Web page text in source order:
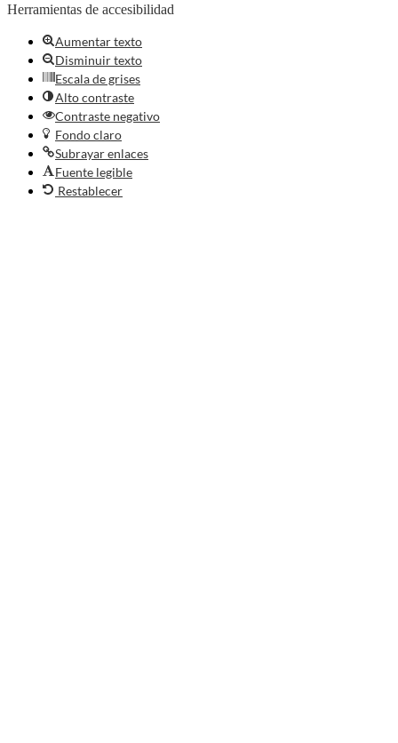
Herramientas de accesibilidad
Aumentar texto
Disminuir texto
Escala de grises
Alto contraste
Contraste negativo
Fondo claro
Subrayar enlaces
Fuente legible
Restablecer